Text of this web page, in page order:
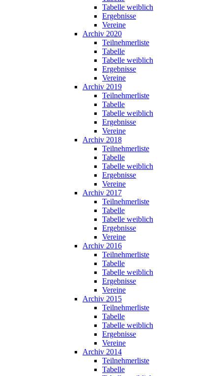
Tabelle weiblich
Ergebnisse
Vereine
Archiv 2020
Teilnehmerliste
Tabelle
Tabelle weiblich
Ergebnisse
Vereine
Archiv 2019
Teilnehmerliste
Tabelle
Tabelle weiblich
Ergebnisse
Vereine
Archiv 2018
Teilnehmerliste
Tabelle
Tabelle weiblich
Ergebnisse
Vereine
Archiv 2017
Teilnehmerliste
Tabelle
Tabelle weiblich
Ergebnisse
Vereine
Archiv 2016
Teilnehmerliste
Tabelle
Tabelle weiblich
Ergebnisse
Vereine
Archiv 2015
Teilnehmerliste
Tabelle
Tabelle weiblich
Ergebnisse
Vereine
Archiv 2014
Teilnehmerliste
Tabelle